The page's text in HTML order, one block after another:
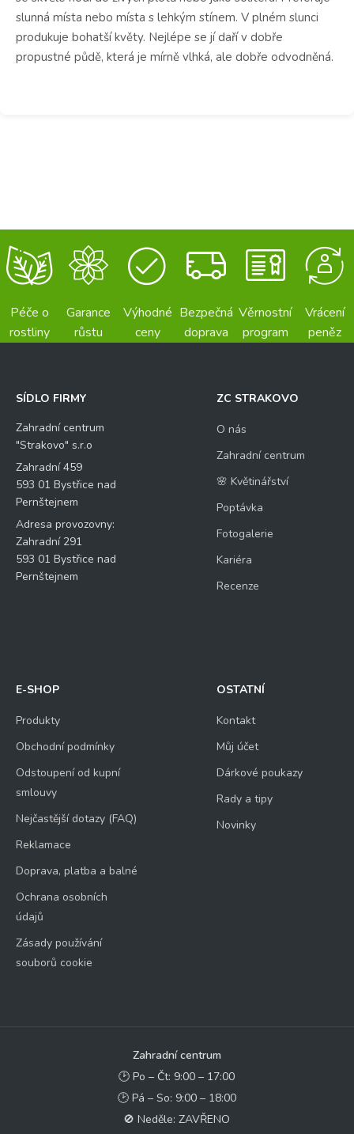
slunná místa nebo místa s lehkým stínem. V plném slunci
produkuje bohatší květy. Nejlépe se jí daří v dobře
propustné půdě, která je mírně vlhká, ale dobře odvodněná.
Péče o
rostliny
Garance
růstu
Výhodné
ceny
Bezpečná
doprava
Věrnostní
program
Vrácení
peněz
SÍDLO FIRMY
Zahradní centrum
"Strakovo" s.r.o
Zahradní 459
593 01 Bystřice nad
Pernštejnem
Adresa provozovny:
Zahradní 291
593 01 Bystřice nad
Pernštejnem
ZC STRAKOVO
O nás
Zahradní centrum
🌸 Květinářství
Poptávka
Fotogalerie
Kariéra
Recenze
E-SHOP
Produkty
Obchodní podmínky
Odstoupení od kupní
smlouvy
Nejčastější dotazy (FAQ)
Reklamace
Doprava, platba a balné
Ochrana osobních
údajů
Zásady používání
souborů cookie
OSTATNÍ
Kontakt
Můj účet
Dárkové poukazy
Rady a tipy
Novinky
Zahradní centrum
🕑 Po – Čt: 9:00 – 17:00
🕑 Pá – So: 9:00 – 18:00
🚫 Neděle: ZAVŘENO